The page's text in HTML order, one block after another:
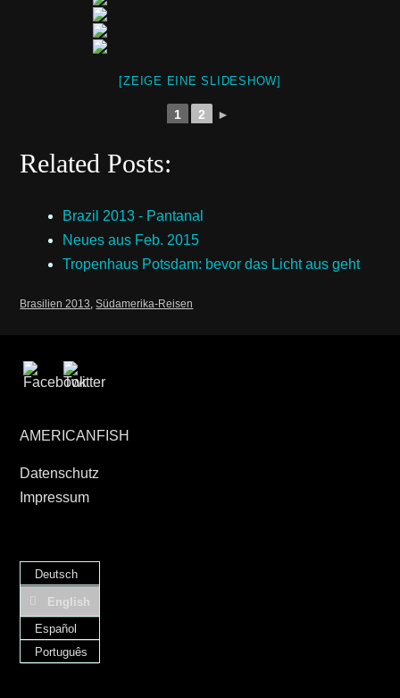
[ZEIGE EINE SLIDESHOW]
1 2 ►
Related Posts:
Brazil 2013 - Pantanal
Neues aus Feb. 2015
Tropenhaus Potsdam: bevor das Licht aus geht
Brasilien 2013,Südamerika-Reisen
AMERICANFISH
Datenschutz
Impressum
Deutsch
English
Español
Português